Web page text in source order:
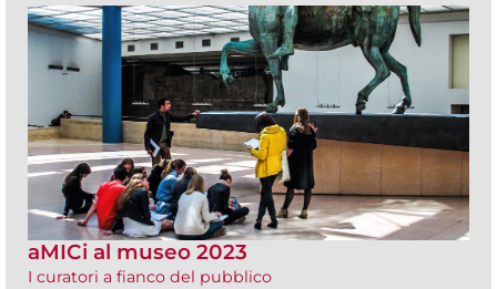
aMICi al museo 2023
I curatori a fianco del pubblico